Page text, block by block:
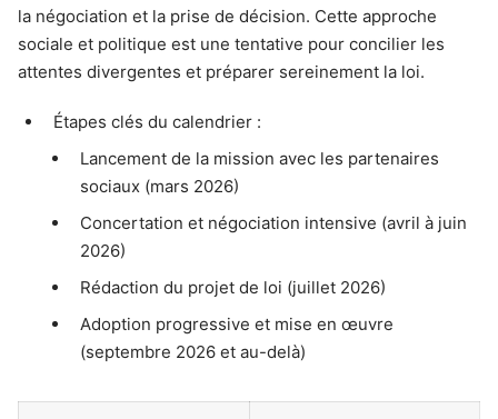
la négociation et la prise de décision. Cette approche
sociale et politique est une tentative pour concilier les
attentes divergentes et préparer sereinement la loi.
Étapes clés du calendrier :
Lancement de la mission avec les partenaires
sociaux (mars 2026)
Concertation et négociation intensive (avril à juin
2026)
Rédaction du projet de loi (juillet 2026)
Adoption progressive et mise en œuvre
(septembre 2026 et au-delà)